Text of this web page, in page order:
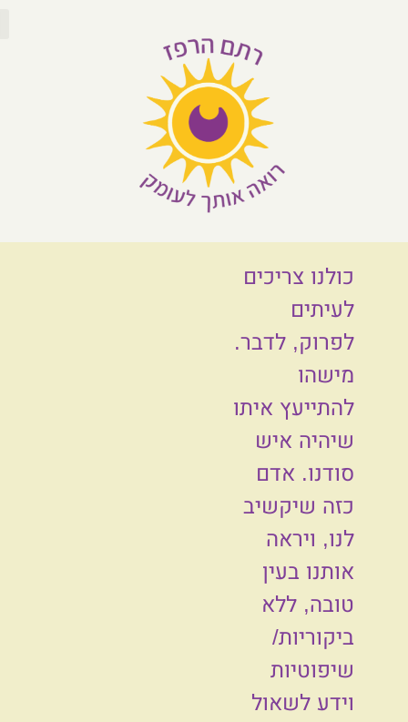
כולנו צריכים
לעיתים
לפרוק, לדבר.
מישהו
להתייעץ איתו
שיהיה איש
סודנו. אדם
כזה שיקשיב
לנו, ויראה
אותנו בעין
טובה, ללא
ביקוריות/
שיפוטיות
וידע לשאול